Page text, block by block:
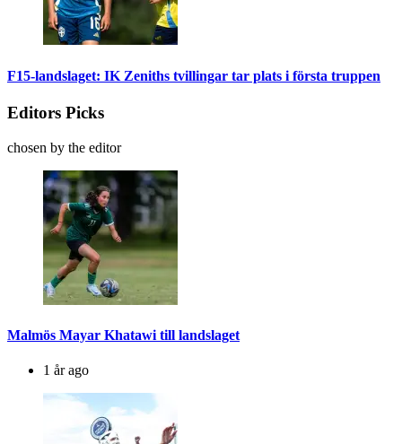
F15-landslaget: IK Zeniths tvillingar tar plats i första truppen
Editors Picks
chosen by the editor
Malmös Mayar Khatawi till landslaget
1 år ago